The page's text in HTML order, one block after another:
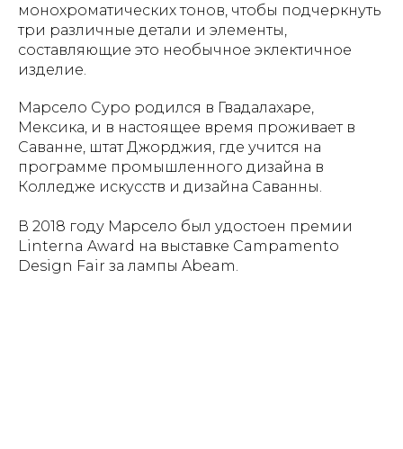
монохроматических тонов, чтобы подчеркнуть
три различные детали и элементы,
составляющие это необычное эклектичное
изделие.
Марсело Суро родился в Гвадалахаре,
Мексика, и в настоящее время проживает в
Саванне, штат Джорджия, где учится на
программе промышленного дизайна в
Колледже искусств и дизайна Саванны.
В 2018 году Марсело был удостоен премии
Linterna Award на выставке Campamento
Design Fair за лампы Abeam.